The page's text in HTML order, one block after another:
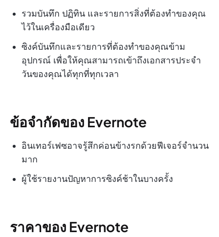
รวมบันทึก ปฏิทิน และรายการสิ่งที่ต้องทำของคุณ
ไว้ในเครื่องมือเดียว
ซิงค์บันทึกและรายการที่ต้องทำของคุณข้าม
อุปกรณ์ เพื่อให้คุณสามารถเข้าถึงเอกสารประจำ
วันของคุณได้ทุกที่ทุกเวลา
ข้อจำกัดของ Evernote
อินเทอร์เฟซอาจรู้สึกค่อนข้างรกด้วยฟีเจอร์จำนวน
มาก
ผู้ใช้รายงานปัญหาการซิงค์ช้าในบางครั้ง
ราคาของ Evernote